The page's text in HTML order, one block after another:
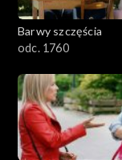
Barwy szczęścia
odc. 1760